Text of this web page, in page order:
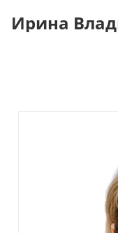
Ирина